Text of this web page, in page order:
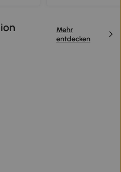
Mehr
entdecken